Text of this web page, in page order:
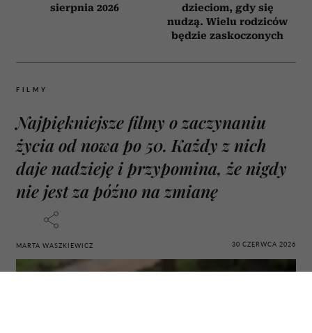
sierpnia 2026
dzieciom, gdy się
nudzą. Wielu rodziców
będzie zaskoczonych
FILMY
Najpiękniejsze filmy o zaczynaniu
życia od nowa po 50. Każdy z nich
daje nadzieję i przypomina, że nigdy
nie jest za późno na zmianę
MARTA WASZKIEWICZ 30 CZERWCA 2026